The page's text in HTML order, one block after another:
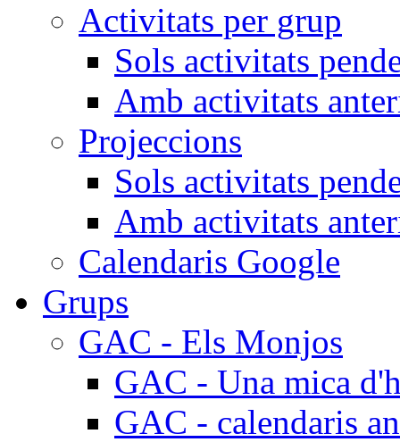
Activitats per grup
Sols activitats
Amb activitats
Projeccions
Sols activitats
Amb activitats
Calendaris Google
Grups
GAC - Els Monjos
GAC - Una mica
GAC - calendaris